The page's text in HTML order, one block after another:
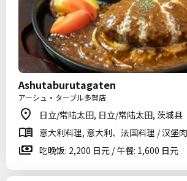
Ashutaburutagaten
アーシュ・ターブル多賀店
日立/常陆太田, 日立/常陆太田, 茨城县
意大利料理, 意大利、法国料理 / 汉堡
吃晚饭: 2,200 日元 / 午餐: 1,600 日元